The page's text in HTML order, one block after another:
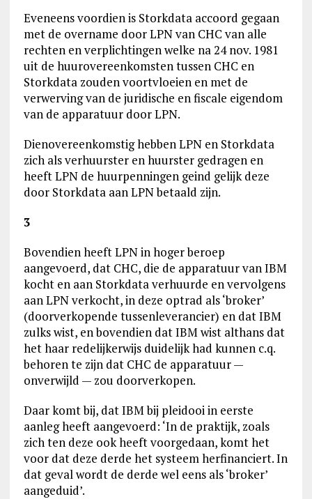
Eveneens voordien is Storkdata accoord gegaan
met de overname door LPN van CHC van alle
rechten en verplichtingen welke na 24 nov. 1981
uit de huurovereenkomsten tussen CHC en
Storkdata zouden voortvloeien en met de
verwerving van de juridische en fiscale eigendom
van de apparatuur door LPN.
Dienovereenkomstig hebben LPN en Storkdata
zich als verhuurster en huurster gedragen en
heeft LPN de huurpenningen geind gelijk deze
door Storkdata aan LPN betaald zijn.
3
Bovendien heeft LPN in hoger beroep
aangevoerd, dat CHC, die de apparatuur van IBM
kocht en aan Storkdata verhuurde en vervolgens
aan LPN verkocht, in deze optrad als ‘broker’
(doorverkopende tussenleverancier) en dat IBM
zulks wist, en bovendien dat IBM wist althans dat
het haar redelijkerwijs duidelijk had kunnen c.q.
behoren te zijn dat CHC de apparatuur —
onverwijld — zou doorverkopen.
Daar komt bij, dat IBM bij pleidooi in eerste
aanleg heeft aangevoerd: ‘In de praktijk, zoals
zich ten deze ook heeft voorgedaan, komt het
voor dat deze derde het systeem herfinanciert. In
dat geval wordt de derde wel eens als ‘broker’
aangeduid’.